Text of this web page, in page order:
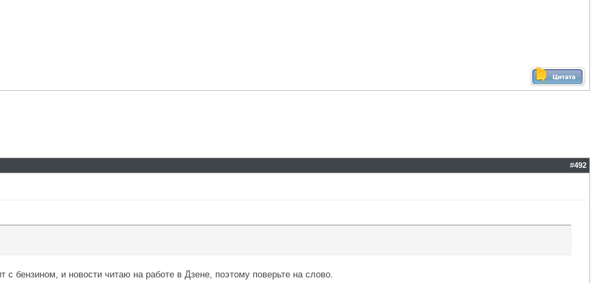
#492
бензином, и новости читаю на работе в Дзене, поэтому поверьте на слово.